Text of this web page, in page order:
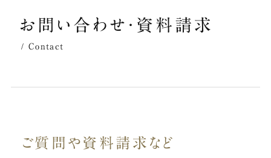
お 問 い 合 わ せ ・ 資 料 請 求
Contact
ご質問や資料請求など